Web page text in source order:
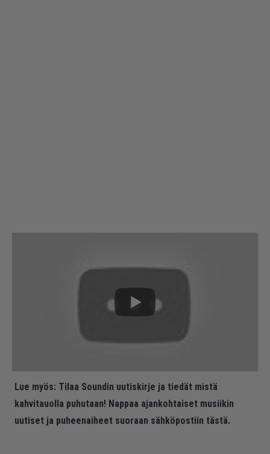
Lue myös: Tilaa Soundin uutiskirje ja tiedät mistä
kahvitauolla puhutaan! Nappaa ajankohtaiset musiikin
uutiset ja puheenaiheet suoraan sähköpostiin tästä.